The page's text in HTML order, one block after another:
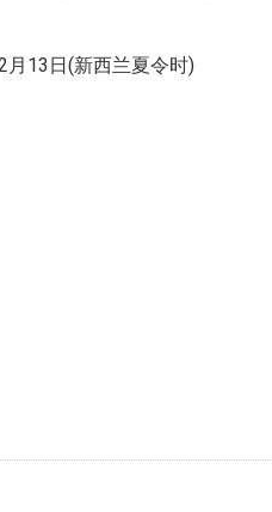
13日(新西兰夏令时)